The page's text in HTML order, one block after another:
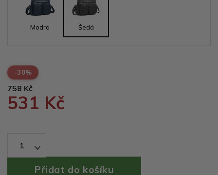
Modrá Šedá
-30%
758 Kč
531 Kč
1